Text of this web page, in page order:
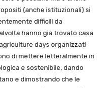
(anche istituzionali) si
difficili da
hanno già trovato casa
days organizzati
di mettere letteralmente in
e sostenibile, dando
e dimostrando che le